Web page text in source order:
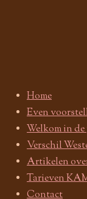
Home
Even
Welkom in
Verschil
Artikelen
Tarieven
Contact